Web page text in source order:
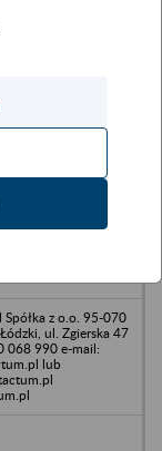
Rozwojowy
Spółka z o.o. 95-070
ul. Zgierska 47
068 990 e-mail:
lub